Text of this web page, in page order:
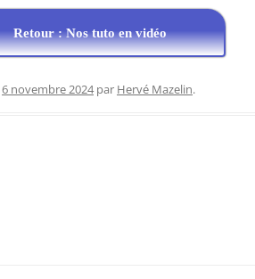
Retour : Nos tuto en vidéo
6 novembre 2024par Hervé Mazelin.